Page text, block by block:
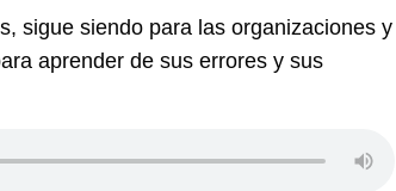
sigue siendo para las organizaciones y
aprender de sus errores y sus